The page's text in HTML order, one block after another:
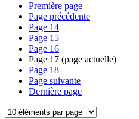
Première page
Page précédente
Page 14
Page 15
Page 16
Page 17 (page actuelle)
Page 18
Page suivante
Dernière page